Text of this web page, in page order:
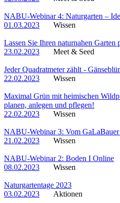
NABU-Webinar 4: Naturgarten –
01.03.2023
Wissen
Lassen Sie Ihren naturnahen Garten
23.02.2023
Meet & Seed
Jeder Quadratmeter zählt -
22.02.2023
Wissen
Maximal Grün mit heimischen
planen, anlegen und pflegen!
22.02.2023
Wissen
NABU-Webinar 3: Vom
21.02.2023
Wissen
NABU-Webinar 2: Boden I Online
08.02.2023
Wissen
Naturgartentage 2023
03.02.2023
Aktionen